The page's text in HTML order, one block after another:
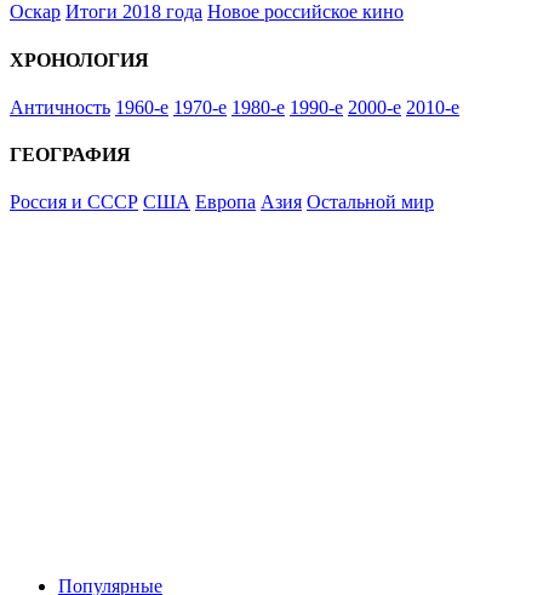
Оскар Итоги 2018 года Новое российское кино
ХРОНОЛОГИЯ
Античность 1960-е 1970-е 1980-е 1990-е 2000-е 2010-е
ГЕОГРАФИЯ
Россия и СССР США Европа Азия Остальной мир
Популярные